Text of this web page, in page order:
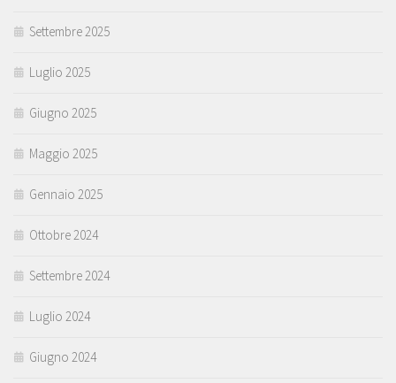
Settembre 2025
Luglio 2025
Giugno 2025
Maggio 2025
Gennaio 2025
Ottobre 2024
Settembre 2024
Luglio 2024
Giugno 2024